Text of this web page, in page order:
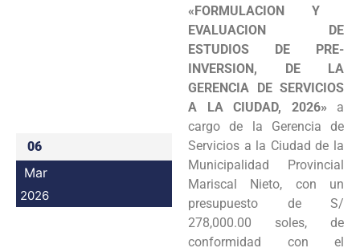
Intranet
06
Mar
2026
«FORMULACION Y
EVALUACION DE
ESTUDIOS DE PRE-
INVERSION, DE LA
GERENCIA DE SERVICIOS
A LA CIUDAD, 2026» a
cargo de la Gerencia de
Servicios a la Ciudad de la
Municipalidad Provincial
Mariscal Nieto, con un
presupuesto de S/
278,000.00 soles, de
conformidad con el